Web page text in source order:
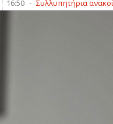
Συλλυπητήρια